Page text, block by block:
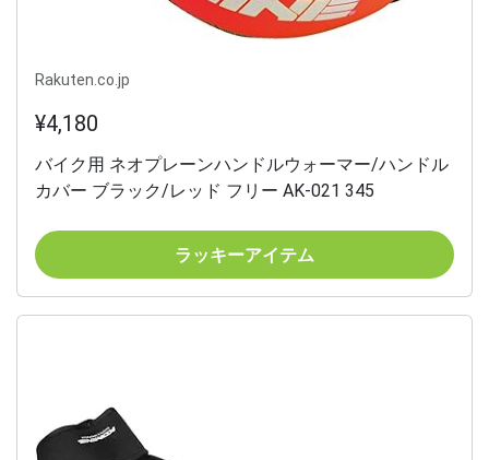
Rakuten.co.jp
¥4,180
バイク用 ネオプレーンハンドルウォーマー/ハンドル
カバー ブラック/レッド フリー AK-021 345
ラッキーアイテム